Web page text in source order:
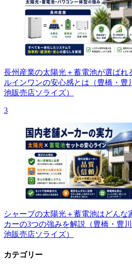
長州産業の太陽光＋蓄電池が選ばれ
ルインワンの安心感とは（豊橋・豊
池販売店ソライズ）
3
シャープの太陽光＋蓄電池はどんな
カーの3つの強みを解説（豊橋・豊
池販売店ソライズ）
カテゴリー